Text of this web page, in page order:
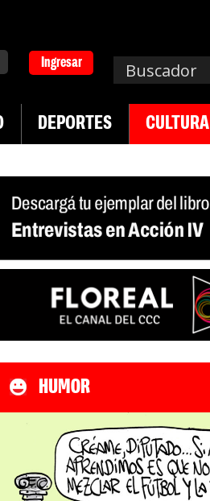
Ingresar
DEPORTES CULTURA
en salud mental |
HUMOR